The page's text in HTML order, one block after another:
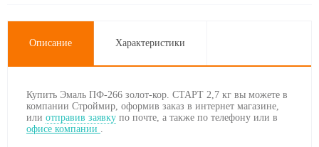
Описание Характеристики
Купить Эмаль ПФ-266 золот-кор. СТАРТ 2,7 кг вы можете в
компании Строймир, оформив заказ в интернет магазине,
или отправив заявку по почте, а также по телефону или в
офисе компании .